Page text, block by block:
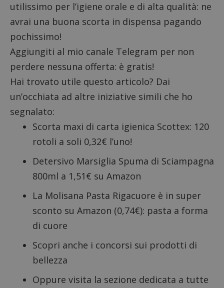
utilissimo per l’igiene orale e di alta qualità: ne
avrai una buona scorta in dispensa pagando
pochissimo!
Aggiungiti al mio canale Telegram per non
perdere nessuna offerta: è gratis!
Hai trovato utile questo articolo? Dai
un’occhiata ad altre iniziative simili che ho
segnalato:
Scorta maxi di carta igienica Scottex: 120
rotoli a soli 0,32€ l’uno!
Detersivo Marsiglia Spuma di Sciampagna
800ml a 1,51€ su Amazon
La Molisana Pasta Rigacuore è in super
sconto su Amazon (0,74€): pasta a forma
di cuore
Scopri anche i concorsi sui prodotti di
bellezza
Oppure visita la sezione dedicata a tutte